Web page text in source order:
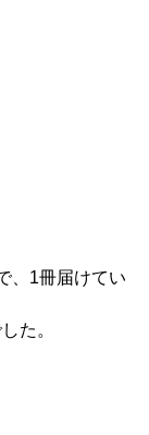
、1冊届けてい
た。